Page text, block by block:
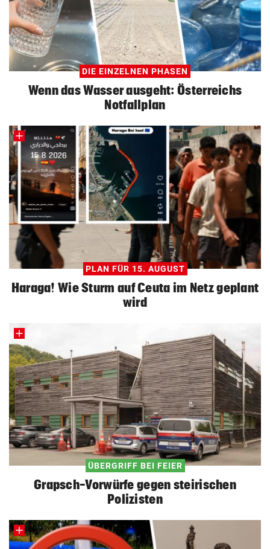
DIE EINZELNEN PHASEN
Wenn das Wasser ausgeht: Österreichs
Notfallplan
PLAN FÜR 15. AUGUST
Haraga! Wie Sturm auf Ceuta im Netz geplant
wird
ÜBERGRIFF BEI FEIER
Grapsch-Vorwürfe gegen steirischen
Polizisten